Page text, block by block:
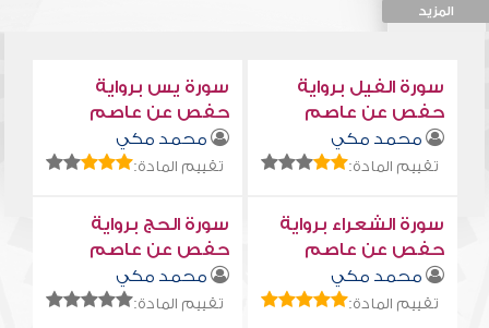
المزيد
سورة الفيل برواية
حفص عن عاصم
محمد مكي
تقييم المادة:
سورة يس برواية
حفص عن عاصم
محمد مكي
تقييم المادة:
سورة الشعراء برواية
حفص عن عاصم
محمد مكي
تقييم المادة:
سورة الحج برواية
حفص عن عاصم
محمد مكي
تقييم المادة: